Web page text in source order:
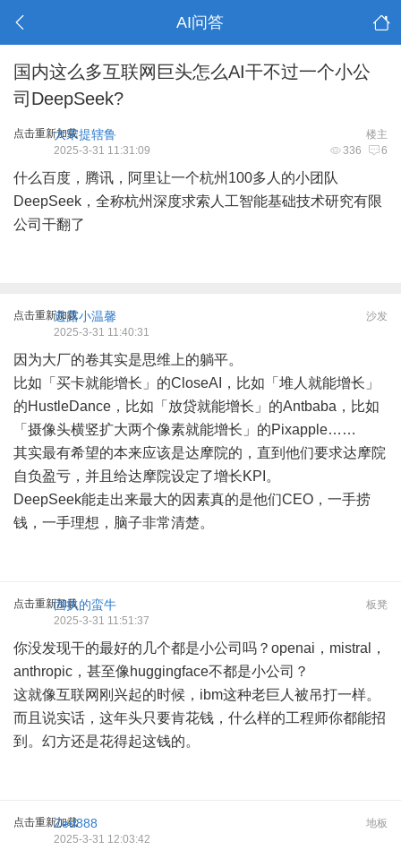
AI问答
国内这么多互联网巨头怎么AI干不过一个小公
司DeepSeek?
点击重新加载 楼主
大宋提辖鲁
336 6
2025-3-31 11:31:09
什么百度，腾讯，阿里让一个杭州100多人的小团队
DeepSeek，全称杭州深度求索人工智能基础技术研究有限
公司干翻了
点击重新加载 沙发
透露小温馨
2025-3-31 11:40:31
因为大厂的卷其实是思维上的躺平。
比如「买卡就能增长」的CloseAI，比如「堆人就能增长」
的HustleDance，比如「放贷就能增长」的Antbaba，比如
「摄像头横竖扩大两个像素就能增长」的Pixapple……
其实最有希望的本来应该是达摩院的，直到他们要求达摩院
自负盈亏，并且给达摩院设定了增长KPI。
DeepSeek能走出来最大的因素真的是他们CEO，一手捞
钱，一手理想，脑子非常清楚。
点击重新加载 板凳
固执的蛮牛
2025-3-31 11:51:37
你没发现干的最好的几个都是小公司吗？openai，mistral，
anthropic，甚至像huggingface不都是小公司？
这就像互联网刚兴起的时候，ibm这种老巨人被吊打一样。
而且说实话，这年头只要肯花钱，什么样的工程师你都能招
到。幻方还是花得起这钱的。
点击重新加载 地板
Zed888
2025-3-31 12:03:42